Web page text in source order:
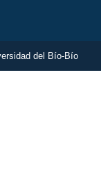
del Bío-Bío